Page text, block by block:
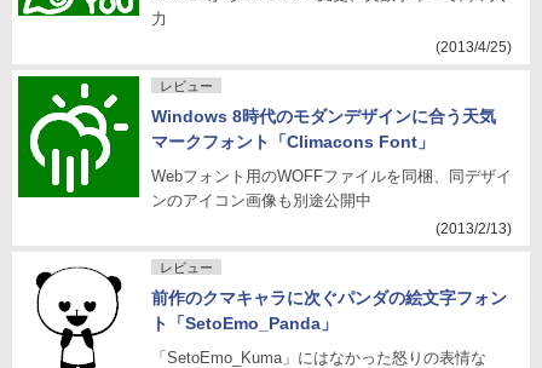
力
(2013/4/25)
レビュー
Windows 8時代のモダンデザインに合う天気
マークフォント「Climacons Font」
Webフォント用のWOFFファイルを同梱、同デザイ
ンのアイコン画像も別途公開中
(2013/2/13)
レビュー
前作のクマキャラに次ぐパンダの絵文字フォン
ト「SetoEmo_Panda」
「SetoEmo_Kuma」にはなかった怒りの表情な